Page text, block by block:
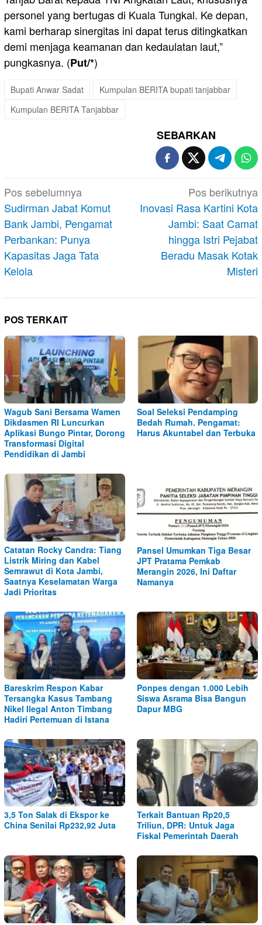
personel yang bertugas di Kuala Tungkal. Ke depan,
kami berharap sinergitas ini dapat terus ditingkatkan
demi menjaga keamanan dan kedaulatan laut,”
pungkasnya. (Put/*)
Bupati Anwar Sadat
Kumpulan BERITA bupati tanjabbar
Kumpulan BERITA Tanjabbar
SEBARKAN
Navigasi
pos
Pos sebelumnya
Sudirman Jabat Komut
Bank Jambi, Pengamat
Perbankan: Punya
Kapasitas Jaga Tata
Kelola
Pos berikutnya
Inovasi Rasa Kartini Kota
Jambi: Saat Camat
hingga Istri Pejabat
Beradu Masak Kotak
Misteri
POS TERKAIT
Wagub Sani Bersama Wamen
Dikdasmen RI Luncurkan
Aplikasi Bungo Pintar, Dorong
Transformasi Digital
Pendidikan di Jambi
Soal Seleksi Pendamping
Bedah Rumah. Pengamat:
Harus Akuntabel dan Terbuka
Catatan Rocky Candra: Tiang
Listrik Miring dan Kabel
Semrawut di Kota Jambi,
Saatnya Keselamatan Warga
Jadi Prioritas
Pansel Umumkan Tiga Besar
JPT Pratama Pemkab
Merangin 2026, Ini Daftar
Namanya
Bareskrim Respon Kabar
Tersangka Kasus Tambang
Nikel Ilegal Anton Timbang
Hadiri Pertemuan di Istana
Ponpes dengan 1.000 Lebih
Siswa Asrama Bisa Bangun
Dapur MBG
3,5 Ton Salak di Ekspor ke
China Senilai Rp232,92 Juta
Terkait Bantuan Rp20,5
Triliun, DPR: Untuk Jaga
Fiskal Pemerintah Daerah